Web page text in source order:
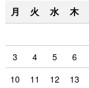
月 火 水 木
3
4 5 6
10
11 12 13